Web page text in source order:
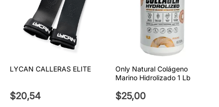
LYCAN CALLERAS ELITE
$20,54
Only Natural Colágeno
Marino Hidrolizado 1 Lb
$25,00